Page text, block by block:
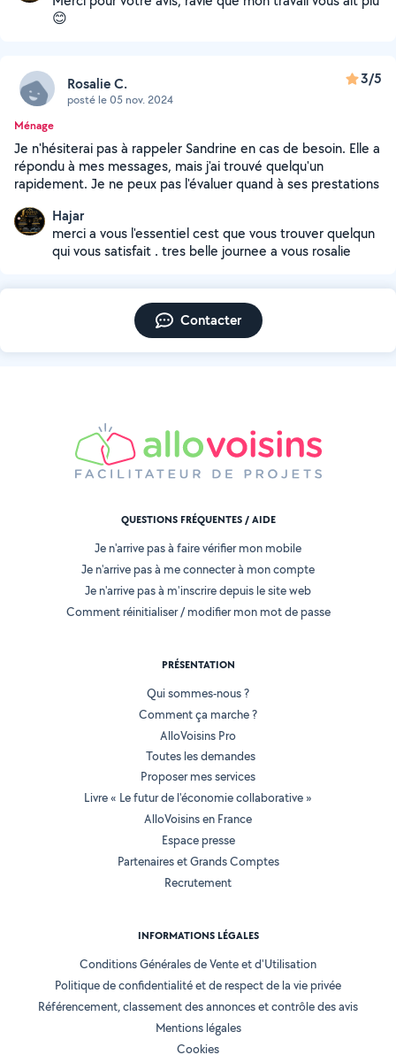
😊
Rosalie C.
posté le 05 nov. 2024
3/5
Ménage
Je n'hésiterai pas à rappeler Sandrine en cas de besoin. Elle a
répondu à mes messages, mais j'ai trouvé quelqu'un
rapidement. Je ne peux pas l'évaluer quand à ses prestations
Hajar
merci a vous l'essentiel cest que vous trouver quelqun
qui vous satisfait . tres belle journee a vous rosalie
Contacter
QUESTIONS FRÉQUENTES / AIDE
Je n'arrive pas à faire vérifier mon mobile
Je n'arrive pas à me connecter à mon compte
Je n'arrive pas à m'inscrire depuis le site web
Comment réinitialiser / modifier mon mot de passe
PRÉSENTATION
Qui sommes-nous ?
Comment ça marche ?
AlloVoisins Pro
Toutes les demandes
Proposer mes services
Livre « Le futur de l'économie collaborative »
AlloVoisins en France
Espace presse
Partenaires et Grands Comptes
Recrutement
INFORMATIONS LÉGALES
Conditions Générales de Vente et d'Utilisation
Politique de confidentialité et de respect de la vie privée
Référencement, classement des annonces et contrôle des avis
Mentions légales
Cookies